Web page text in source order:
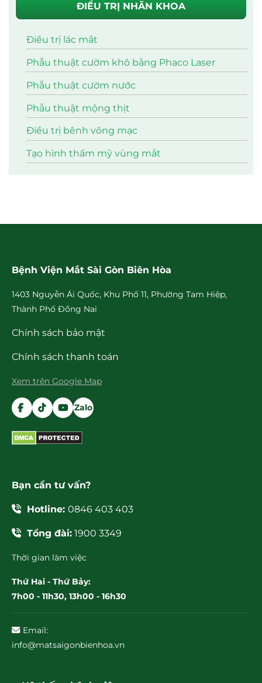
ĐIỀU TRỊ NHÃN KHOA
Điều trị lác mắt
Phẫu thuật cườm khô bằng Phaco Laser
Phẫu thuật cườm nước
Phẫu thuật mộng thịt
Điều trị bênh võng mạc
Tạo hình thẩm mỹ vùng mắt
Bệnh Viện Mắt Sài Gòn Biên Hòa
1403 Nguyễn Ái Quốc, Khu Phố 11, Phường Tam Hiệp,
Thành Phố Đồng Nai
Chính sách bảo mật
Chính sách thanh toán
Xem trên Google Map
Zalo
Bạn cần tư vấn?
Hotline: 0846 403 403
Tổng đài: 1900 3349
Thời gian làm việc
Thứ Hai - Thứ Bảy:
7h00 - 11h30, 13h00 - 16h30
Email:
info@matsaigonbienhoa.vn